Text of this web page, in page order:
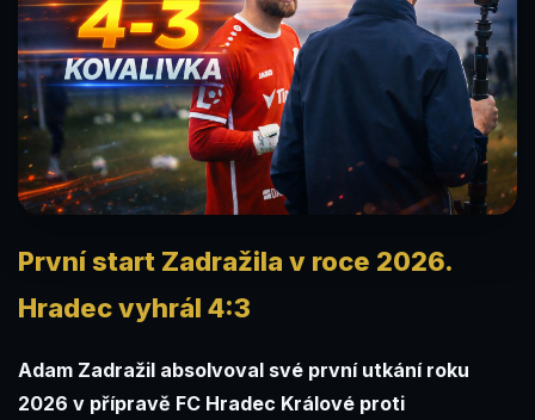
První start Zadražila v roce 2026.
Hradec vyhrál 4:3
Adam Zadražil absolvoval své první utkání roku
2026 v přípravě FC Hradec Králové proti